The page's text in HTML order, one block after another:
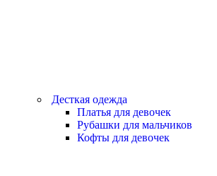
Десткая одежда
Платья для девочек
Рубашки для мальчиков
Кофты для девочек